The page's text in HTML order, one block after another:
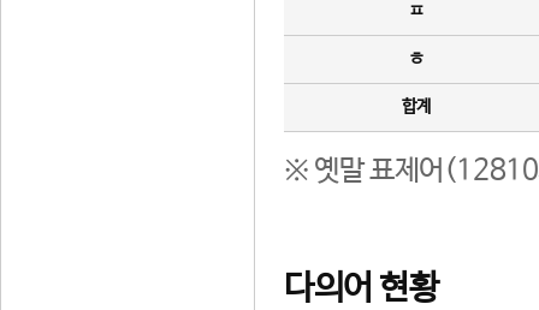
ㅍ
ㅎ
합계
※ 옛말 표제어(12810
다의어 현황